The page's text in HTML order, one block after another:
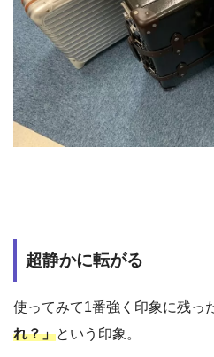
超静かに転がる
使ってみて1番強く印象に残っ
れ？」という印象。